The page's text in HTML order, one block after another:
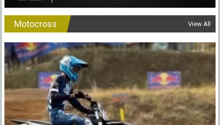
Motocross View All